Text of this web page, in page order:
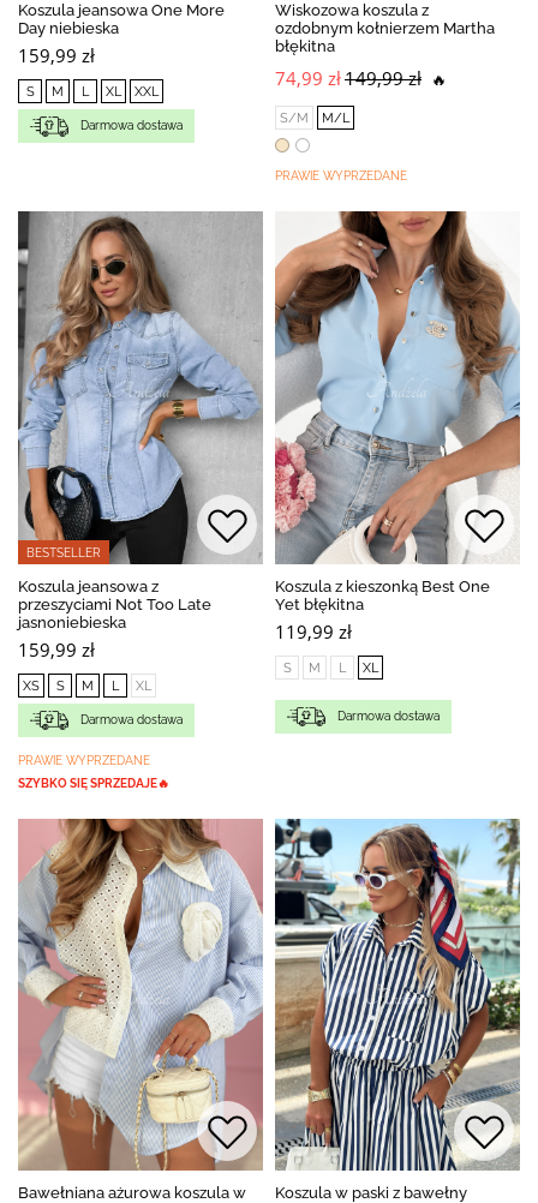
Koszula jeansowa One More
Day niebieska
159,99 zł
S M L XL XXL
Darmowa dostawa
Wiskozowa koszula z
ozdobnym kołnierzem Martha
błękitna
74,99 zł149,99 zł 🔥
S/M M/L
PRAWIE WYPRZEDANE
BESTSELLER
Koszula jeansowa z
przeszyciami Not Too Late
jasnoniebieska
159,99 zł
XS S M L XL
Darmowa dostawa
PRAWIE WYPRZEDANE
SZYBKO SIĘ SPRZEDAJE🔥
Koszula z kieszonką Best One
Yet błękitna
119,99 zł
S M L XL
Darmowa dostawa
Bawełniana ażurowa koszula w
Koszula w paski z bawełny